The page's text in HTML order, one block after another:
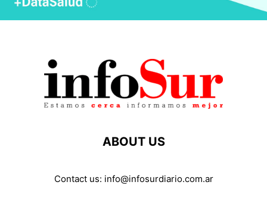
ABOUT US
Contact us: info@infosurdiario.com.ar